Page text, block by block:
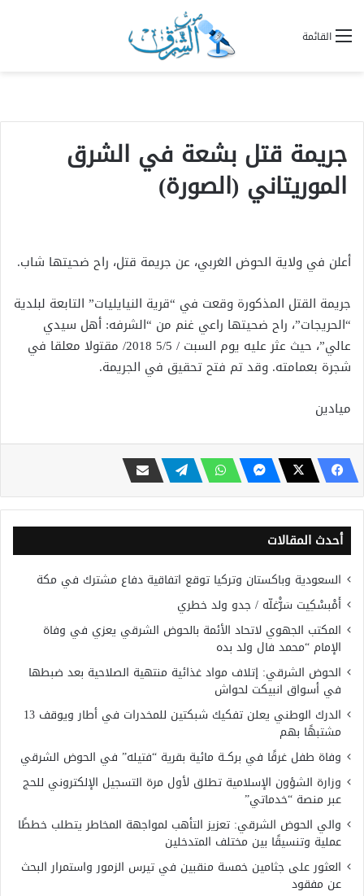
القائمة
جريمة قتل بشعة في الشرق
الموريتاني (الصورة)
أعلن في ولاية الحوض الغربي، عن جريمة قتل، راح ضحيتها شاب.
جريمة القتل المذكورة وقعت في “قرية النيايليات” التابعة لبلدية
“الحريجات”، راح ضحيتها راعي غنم من “الشرفه: أهل سيدي
عالي”، حيث عثر عليه يوم السبت / 5/5 2018/ مقتولا معلقا في
شجرة بعمامته. وقد تم فتح تحقيق في الجريمة.
ميادين
أحدث المقالات
السعودية وباكستان وتركيا توقع اتفاقية دفاع مشترك في مكة
أَمْبسْكِيت سَرّْغلّه / جدو ولد خطري
المكتب الجهوي لاتحاد الأئمة بالحوض الشرقي يعزي في وفاة
الإمام “محمد فال ولد بده
الحوض الشرقي: إتلاف مواد غذائية منتهية الصلاحية بعد ضبطها
في أسواق انبيكت لحواش
الدرك الوطني يعلن تفكيك شبكتين للمخدرات في أطار ويوقف 13
مشتبهًا بهم
وفاة طفل غرقًا في بركــة مائية بقرية “فتيله” في الحوض الشرقي
وزارة الشؤون الإسلامية تطلق لأول مرة التسجيل الإلكتروني للحج
عبر منصة “خدماتي”
والي الحوض الشرقي: تعزيز التأهب لمواجهة المخاطر يتطلب خططًا
عملية وتنسيقًا بين مختلف المتدخلين
العثور على جثامين خمسة منقبين في تيرس الزمور واستمرار البحث
عن مفقود